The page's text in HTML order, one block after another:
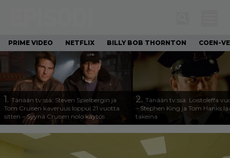
PRIME VIDEO NETFLIX BILLY BOB THORNTON COEN-
1. Tänään tv:ssä: Steven Spielbergin ja
Tom Cruisen kaveruus loppui 21 vuotta
sitten – Syynä Cruisen nolo käytös
2. Tänään tv:ssä: Loistoleffa
– Stephen King ja Tom Hanks
takeina